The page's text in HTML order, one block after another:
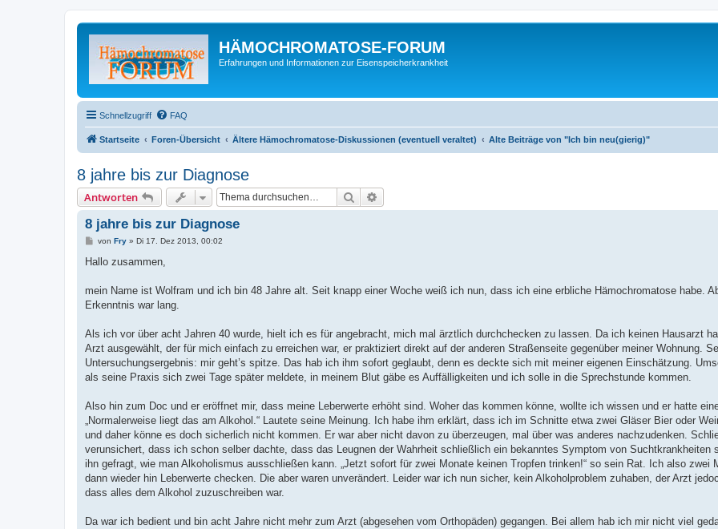
HÄMOCHROMATOSE-FORUM
Erfahrungen und Informationen zur Eisenspeicherkrankheit
Schnellzugriff FAQ
Startseite Foren-Übersicht Ältere Hämochromatose-Diskussionen (eventuell veraltet) Alte Beiträge von "Ich bin neu(gierig)"
8 jahre bis zur Diagnose
Antworten Suche
8 jahre bis zur Diagnose
B
i
a
von Fry» Di 17. Dez 2013, 00:02
Hallo zusammen,
mein Name ist Wolfram und ich bin 48 Jahre alt. Seit knapp einer Woche weiß ich nun, dass ich eine erbliche Hämochromatose habe.
Erkenntnis war lang.
Als ich vor über acht Jahren 40 wurde, hielt ich es für angebracht, mich mal ärztlich durchchecken zu lassen. Da ich keinen Hausarzt
Arzt ausgewählt, der für mich einfach zu erreichen war, er praktiziert direkt auf der anderen Straßenseite gegenüber meiner Wohnung.
Untersuchungsergebnis: mir geht’s spitze. Das hab ich ihm sofort geglaubt, denn es deckte sich mit meiner eigenen Einschätzung.
als seine Praxis sich zwei Tage später meldete, in meinem Blut gäbe es Auffälligkeiten und ich solle in die Sprechstunde kommen.
Also hin zum Doc und er eröffnet mir, dass meine Leberwerte erhöht sind. Woher das kommen könne, wollte ich wissen und er hatte
„Normalerweise liegt das am Alkohol.“ Lautete seine Meinung. Ich habe ihm erklärt, dass ich im Schnitte etwa zwei Gläser Bier oder
und daher könne es doch sicherlich nicht kommen. Er war aber nicht davon zu überzeugen, mal über was anderes nachzudenken.
verunsichert, dass ich schon selber dachte, dass das Leugnen der Wahrheit schließlich ein bekanntes Symptom von Suchtkrankheiten
ihn gefragt, wie man Alkoholismus ausschließen kann. „Jetzt sofort für zwei Monate keinen Tropfen trinken!“ so sein Rat. Ich also zwei
dann wieder hin Leberwerte checken. Die aber waren unverändert. Leider war ich nun sicher, kein Alkoholproblem zuhaben, der Arzt
dass alles dem Alkohol zuzuschreiben war.
Da war ich bedient und bin acht Jahre nicht mehr zum Arzt (abgesehen vom Orthopäden) gegangen. Bei allem hab ich mir nicht viel